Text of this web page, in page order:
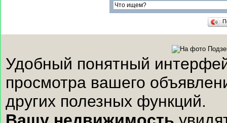
Удобный понятный
просмотра вашего
других полезных функций.